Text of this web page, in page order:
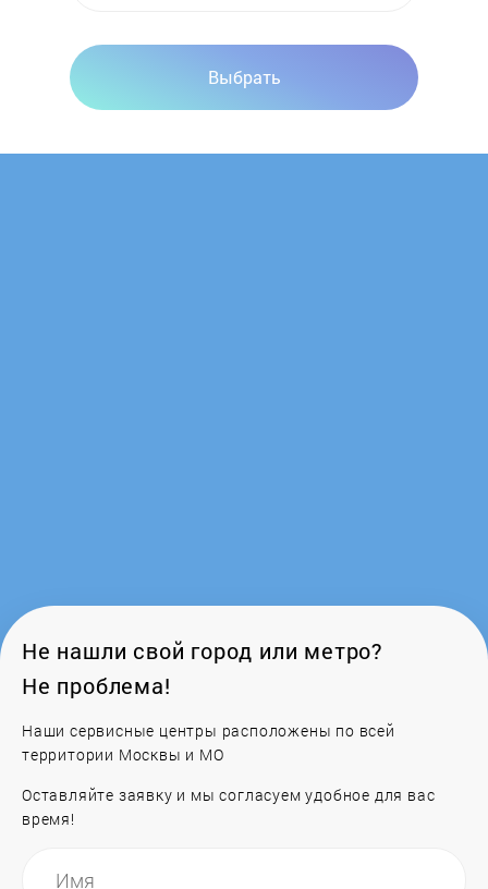
Kaiser
LOFRA
Выбрать
Не нашли свой город или метро?
Не проблема!
Наши сервисные центры расположены по всей
территории Москвы и МО
Оставляйте заявку и мы согласуем удобное для вас
время!